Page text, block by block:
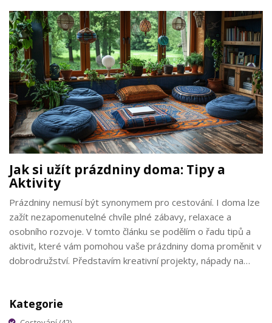
Jak si užít prázdniny doma: Tipy a
Aktivity
Prázdniny nemusí být synonymem pro cestování. I doma lze
zažít nezapomenutelné chvíle plné zábavy, relaxace a
osobního rozvoje. V tomto článku se podělím o řadu tipů a
aktivit, které vám pomohou vaše prázdniny doma proměnit v
dobrodružství. Představím kreativní projekty, nápady na
naplno, bez pocitu, že něco zmeškáme.
Kategorie